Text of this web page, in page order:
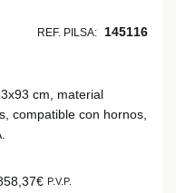
REF. PILSA:
145116
cm, material
compatible con hornos,
P.V.P.